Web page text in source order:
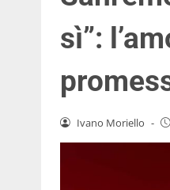
sì”:
Ivano Moriello -